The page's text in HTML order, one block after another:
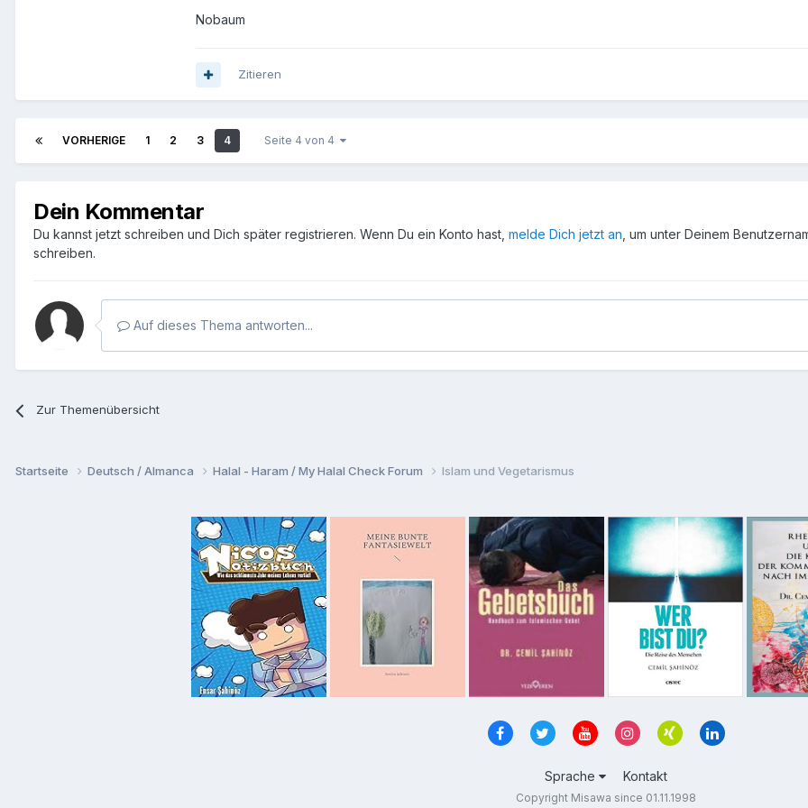
Nobaum
Zitieren
VORHERIGE 1 2 3 4 Seite 4 von 4
Dein Kommentar
Du kannst jetzt schreiben und Dich später registrieren. Wenn Du ein Konto hast, melde Dich jetzt an , um unter Deinem
schreiben.
Auf dieses Thema antworten...
Zur Themenübersicht
Startseite Deutsch / Almanca Halal - Haram / My Halal Check Forum Islam und Vegetarismus
Sprache Kontakt
Copyright Misawa since 01.11.1998